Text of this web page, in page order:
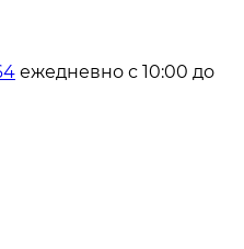
ежедневно с 10:00 до